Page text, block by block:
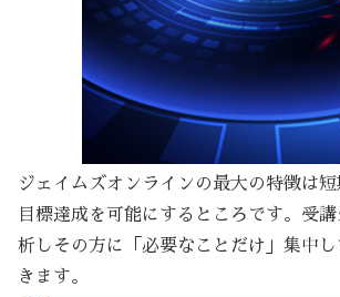
ジェイムズオンラインの最大の特徴は
目標達成を可能にするところです。受
析しその方に「必要なことだけ」集中
きます。